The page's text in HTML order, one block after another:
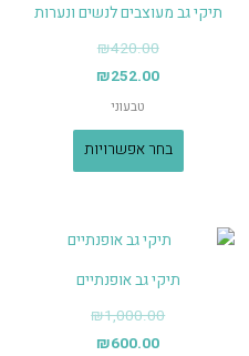
תיקי גב מעוצבים לנשים ונערות
₪420.00
₪252.00
טבעוני
בחר אפשרויות
תיקי גב אופנתיים
₪1,000.00
₪600.00